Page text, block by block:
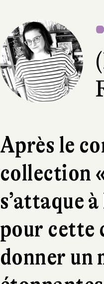
Après le
collection
s’attaque
pour cette
donner un